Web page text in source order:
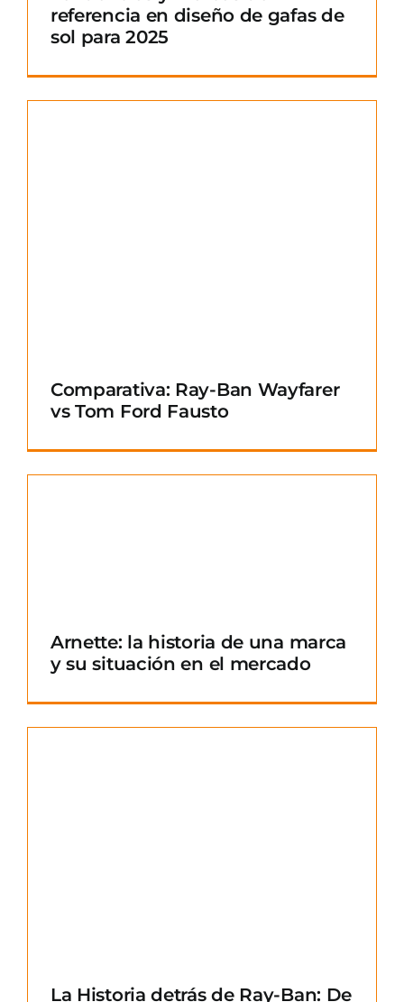
referencia en diseño de gafas de
sol para 2025
Comparativa: Ray-Ban Wayfarer
vs Tom Ford Fausto
Arnette: la historia de una marca
y su situación en el mercado
La Historia detrás de Ray-Ban: De